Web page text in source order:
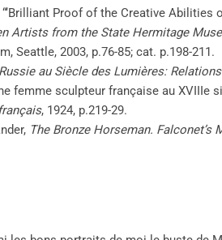
Proof of the Creative Abilities
Artists from the State Hermitage
Seattle, 2003, p.76-85; cat. p.198-211.
au Siècle des Lumières:
femme sculpteur française au XVIIIe
, 1924, p.219-29.
The Bronze Horseman. Falconet’s